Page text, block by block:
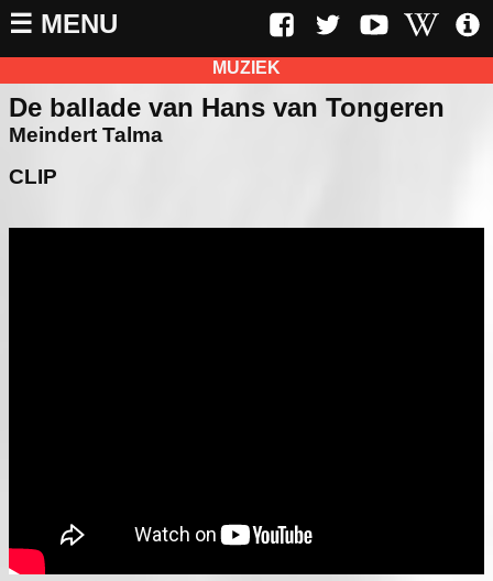
☰ MENU
MUZIEK
De ballade van Hans van Tongeren
Meindert Talma
CLIP